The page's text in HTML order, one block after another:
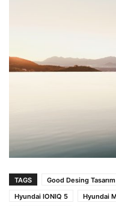
TAGS Good Desing
Hyundai IONIQ 5
Hyundai